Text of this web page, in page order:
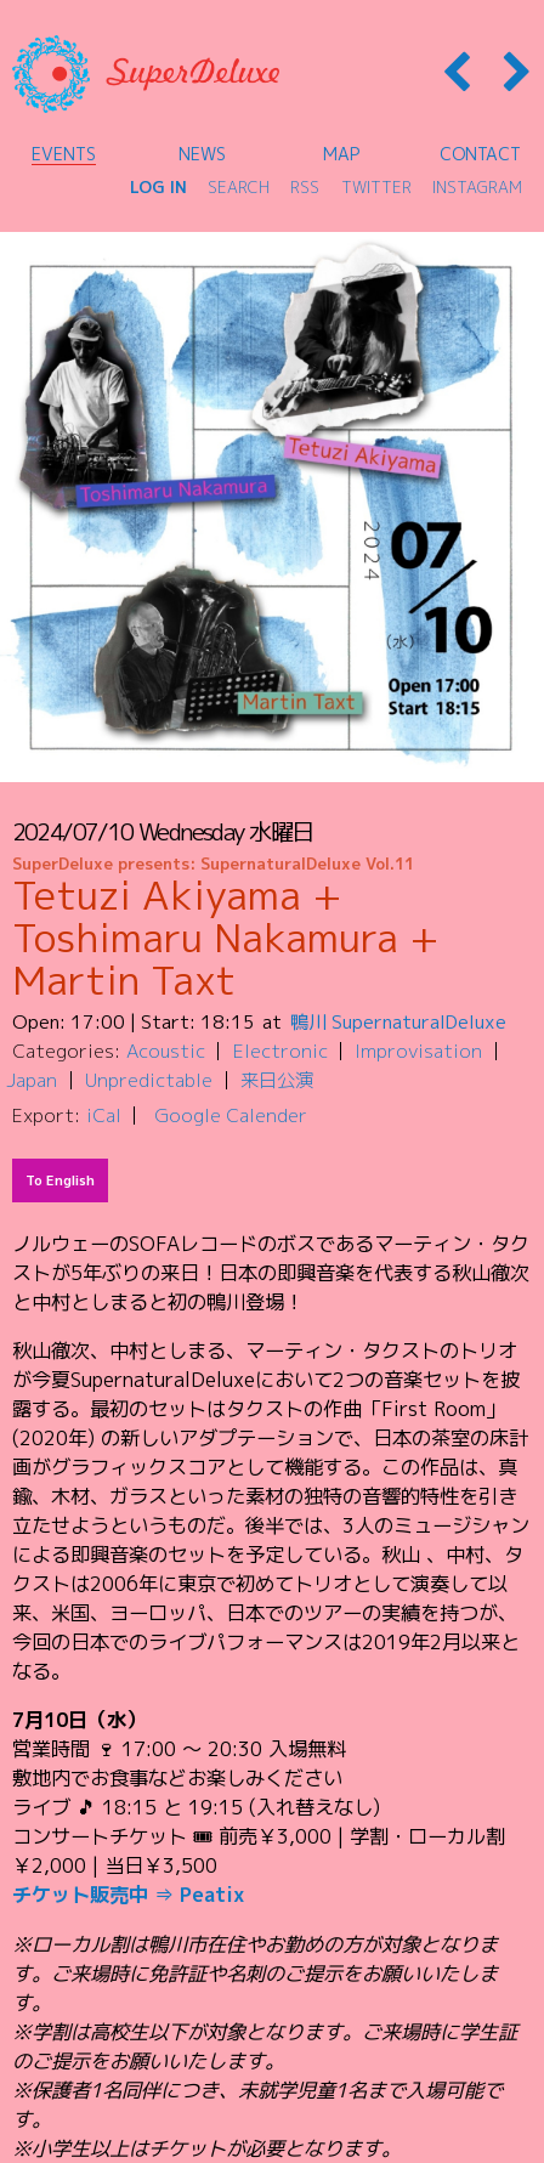
EVENTS NEWS MAP CONTACT
LOG IN SEARCH RSS TWITTER INSTAGRAM
2024/07/10Wednesday水曜日
SuperDeluxe presents: SupernaturalDeluxe Vol.11
Tetuzi Akiyama +
Toshimaru Nakamura +
Martin Taxt
Open: 17:00 | Start: 18:15
鴨川 SupernaturalDeluxe
Categories: Acoustic Electronic
Improvisation
Japan
Unpredictable
来日公演
Export: iCal Google Calender
To English
ノルウェーのSOFAレコードのボスであるマーティン・タク
ストが5年ぶりの来日！日本の即興音楽を代表する秋山徹次
と中村としまると初の鴨川登場！
秋山徹次、中村としまる、マーティン・タクストのトリオ
が今夏SupernaturalDeluxeにおいて2つの音楽セットを披
露する。最初のセットはタクストの作曲「First Room」
(2020年) の新しいアダプテーションで、日本の茶室の床計
画がグラフィックスコアとして機能する。この作品は、真
鍮、木材、ガラスといった素材の独特の音響的特性を引き
立たせようというものだ。後半では、3人のミュージシャン
による即興音楽のセットを予定している。秋山 、中村、タ
クストは2006年に東京で初めてトリオとして演奏して以
来、米国、ヨーロッパ、日本でのツアーの実績を持つが、
今回の日本でのライブパフォーマンスは2019年2月以来と
なる。
7月10日（水）
営業時間 🍷 17:00 〜 20:30 入場無料
敷地内でお食事などお楽しみください
ライブ 🎵 18:15 と 19:15 (入れ替えなし)
コンサートチケット 🎟️ 前売￥3,000 | 学割・ローカル割
￥2,000 | 当日￥3,500
チケット販売中 ⇒ Peatix
※ローカル割は鴨川市在住やお勤めの方が対象となりま
す。ご来場時に免許証や名刺のご提示をお願いいたしま
す。
※学割は高校生以下が対象となります。ご来場時に学生証
のご提示をお願いいたします。
※保護者1名同伴につき、未就学児童1名まで入場可能で
す。
※小学生以上はチケットが必要となります。